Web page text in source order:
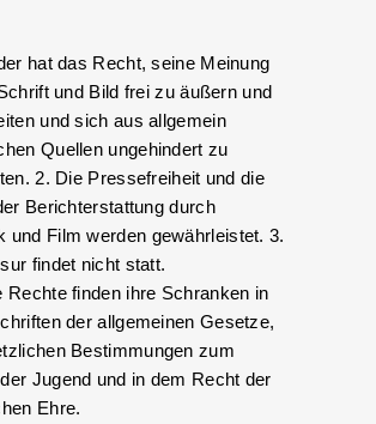
hat das Recht, seine Meinung
und Bild frei zu äußern und
und sich aus allgemein
Quellen ungehindert zu
2. Die Pressefreiheit und die
Berichterstattung durch
und Film werden gewährleistet. 3.
findet nicht statt.
Rechte finden ihre Schranken in
der allgemeinen Gesetze,
Bestimmungen zum
Jugend und in dem Recht der
Ehre.